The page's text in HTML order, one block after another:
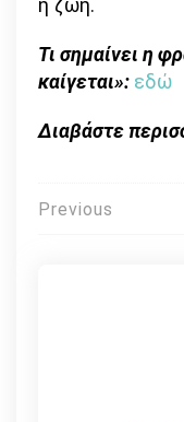
η ζωή.
Τι σημαίνει η
καίγεται»: εδώ
Διαβάστε
Πλοήγηση
Previous